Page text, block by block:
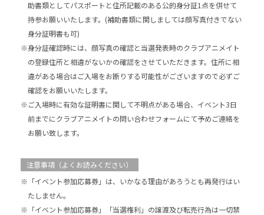
助書類としてパスポートと住所記載のある公的身分証1点を併せて
持参お願いいたします。(補助書類に関しましては顔写真付きでない
身分証明書も可)
※身分証確認時には、顔写真の確認と当選発表時のクラブアニメイト
の登録住所と相違がないかの確認をさせていただきます。住所に相
違がある場合はご入場をお断りする可能性がございますので必ずご
確認をお願いいたします。
※ご入場時に有効な証明書に関して不明点がある場合、イベント3日
前までにクラブアニメイトの問い合わせフォームにて予めご連絡を
お願い致します。
注意事項（よくお読みください）
※「イベント参加応募券」は、いかなる理由があろうとも再発行はい
たしません。
※「イベント参加応募券」「当選権利」の譲渡及び転売行為は一切禁